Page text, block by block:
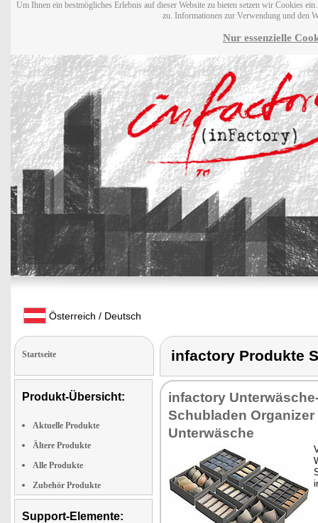
Um Ihnen ein bestmögliches Erlebnis auf dieser Website zu bieten setzen wir Cookies
zu. Informationen zur Verwendung und den
Nur essenzielle
Österreich / Deutsch
Startseite
Produkt-Übersicht:
Aktuelle Produkte
Ältere Produkte
Alle Produkte
Zubehör Produkte
Support-Elemente:
infactory Produkte
infactory
Schubladen Organizer
Unterwäsche